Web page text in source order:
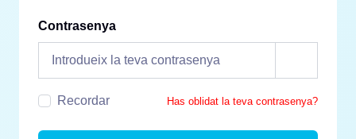
Contrasenya
Recordar Has oblidat la teva contrasenya?